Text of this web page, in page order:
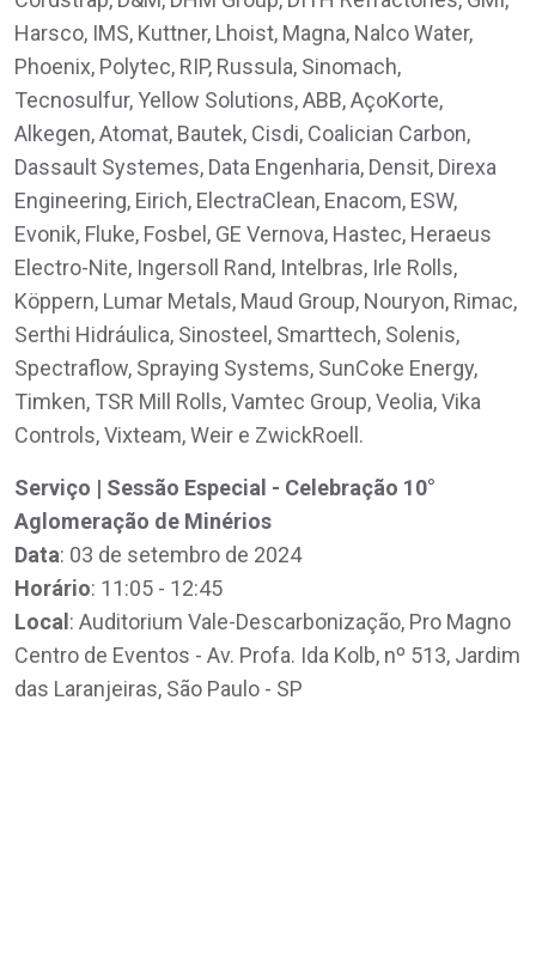
Harsco, IMS, Kuttner, Lhoist, Magna, Nalco Water,
Phoenix, Polytec, RIP, Russula, Sinomach,
Tecnosulfur, Yellow Solutions, ABB, AçoKorte,
Alkegen, Atomat, Bautek, Cisdi, Coalician Carbon,
Dassault Systemes, Data Engenharia, Densit, Direxa
Engineering, Eirich, ElectraClean, Enacom, ESW,
Evonik, Fluke, Fosbel, GE Vernova, Hastec, Heraeus
Electro-Nite, Ingersoll Rand, Intelbras, Irle Rolls,
Köppern, Lumar Metals, Maud Group, Nouryon, Rimac,
Serthi Hidráulica, Sinosteel, Smarttech, Solenis,
Spectraflow, Spraying Systems, SunCoke Energy,
Timken, TSR Mill Rolls, Vamtec Group, Veolia, Vika
Controls, Vixteam, Weir e ZwickRoell.
Serviço | Sessão Especial - Celebração 10°
Aglomeração de Minérios
Data: 03 de setembro de 2024
Horário: 11:05 - 12:45
Local: Auditorium Vale-Descarbonização, Pro Magno
Centro de Eventos - Av. Profa. Ida Kolb, nº 513, Jardim
das Laranjeiras, São Paulo - SP